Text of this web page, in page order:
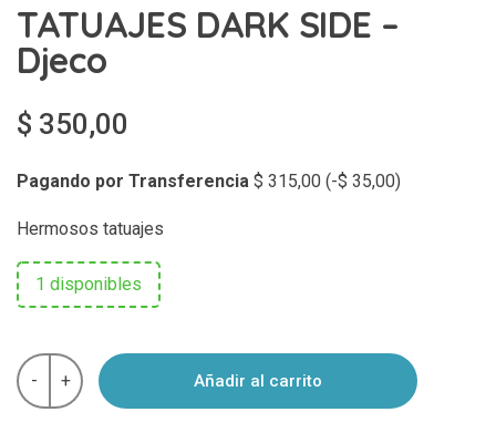
TATUAJES DARK SIDE –
Djeco
$ 350,00
Pagando por Transferencia $ 315,00 (-$ 35,00)
Hermosos tatuajes
1 disponibles
-
TATUAJES
DARK
SIDE
+ Añadir al carrito